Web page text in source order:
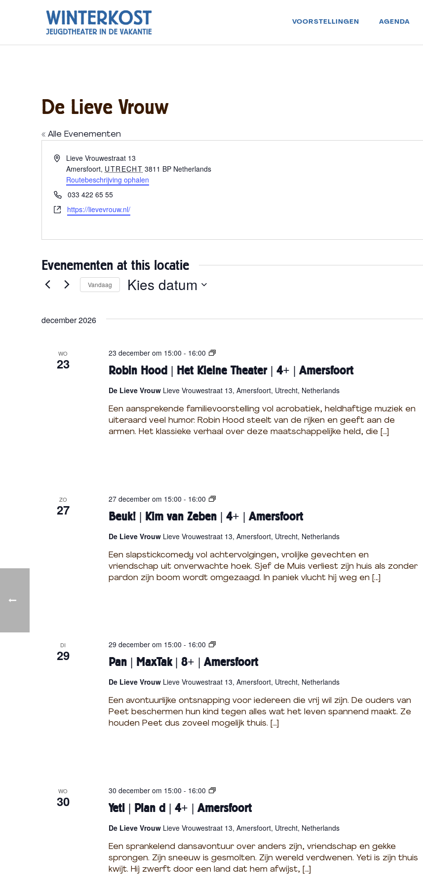
VOORSTELLINGEN AGENDA
De Lieve Vrouw
« Alle Evenementen
AdresLieve Vrouwestraat 13
Amersfoort, UTRECHT 3811 BP Netherlands
Routebeschrijving ophalen
Telefoon033 422 65 55
Websitehttps://lievevrouw.nl/
Evenementen at this locatie
Vandaag Kies datum
datum.
december 2026
WO
23 Robin Hood | Het Kleine Theater | 4+ | Amersfoort
23 december om 15:00 - 16:00
R
o
b
n
H
o
o
K
e
n
T
h
e
4
De Lieve Vrouw Lieve Vrouwestraat 13, Amersfoort, Utrecht, Netherlands
Een aansprekende familievoorstelling vol acrobatiek, heldhaftige muziek en
uiteraard veel humor. Robin Hood steelt van de rijken en geeft aan de
armen. Het klassieke verhaal over deze maatschappelijke held, die […]
ZO
27 Beuk! | Kim van Zeben | 4+ | Amersfoort
27 december om 15:00 - 16:00
B
u
!
|
K
i
e
e
|
+
De Lieve Vrouw Lieve Vrouwestraat 13, Amersfoort, Utrecht, Netherlands
Een slapstickcomedy vol achtervolgingen, vrolijke gevechten en
vriendschap uit onverwachte hoek. Sjef de Muis verliest zijn huis als zonder
pardon zijn boom wordt omgezaagd. In paniek vlucht hij weg en […]
DI
29 Pan | MaxTak | 8+ | Amersfoort
29 december om 15:00 - 16:00
P
n
M
a
x
T
De Lieve Vrouw Lieve Vrouwestraat 13, Amersfoort, Utrecht, Netherlands
Een avontuurlijke ontsnapping voor iedereen die vrij wil zijn. De ouders van
Peet beschermen hun kind tegen alles wat het leven spannend maakt. Ze
houden Peet dus zoveel mogelijk thuis. […]
WO
30 Yeti | Plan d | 4+ | Amersfoort
30 december om 15:00 - 16:00
Y
t
|
P
l
a
De Lieve Vrouw Lieve Vrouwestraat 13, Amersfoort, Utrecht, Netherlands
Een sprankelend dansavontuur over anders zijn, vriendschap en gekke
sprongen. Zijn sneeuw is gesmolten. Zijn wereld verdwenen. Yeti is zijn thuis
kwijt. Hij zwerft door een land dat hem afwijst, […]